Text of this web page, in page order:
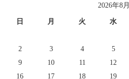
2026年8月
日 月 火 水
2
3 4 5
9
10 11 12
16
17 18 19